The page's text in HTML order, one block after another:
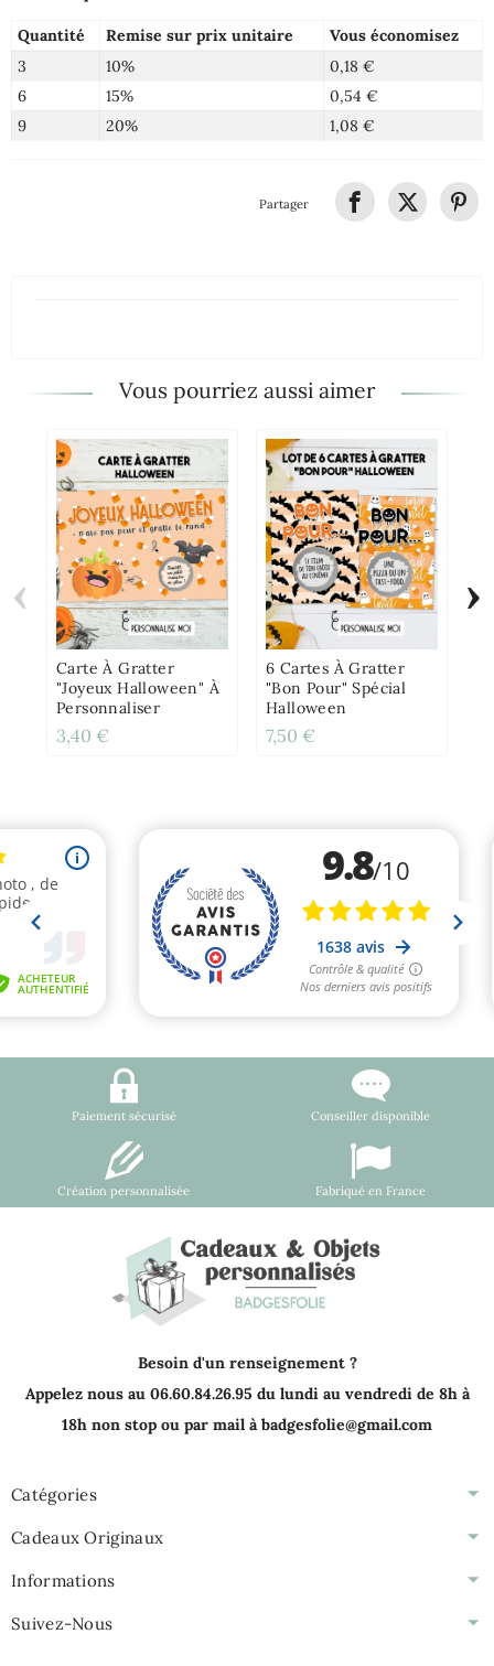
Quantité Remise sur prix unitaire
Vous économisez
3
10%
0,18 €
6
15%
0,54 €
9
20% 1,08 €
Partager
Vous pourriez aussi aimer
Carte À Gratter
"Joyeux Halloween" À
Personnaliser
3,40 €
6 Cartes À Gratter
"Bon Pour" Spécial
Halloween
7,50 €
‹ ›
Paiement sécurisé Conseiller disponible
Création personnalisée Fabriqué en France
Besoin d'un renseignement ?
Appelez nous au 06.60.84.26.95 du lundi au vendredi de 8h à
18h non stop ou par mail à badgesfolie@gmail.com
Catégories
Cadeaux Originaux
Informations
Suivez-Nous